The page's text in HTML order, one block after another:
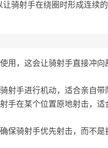
让骑射手在绕圈时形成连续
用，这会让骑射手直接冲
射手进行机动，适合亲自带
手在某个位置原地射击，
保骑射手优先射击，而不是